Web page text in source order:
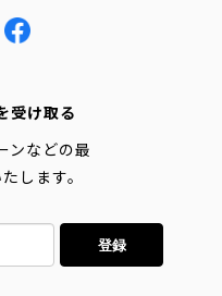
受け取る
ンなどの最
します。
登録